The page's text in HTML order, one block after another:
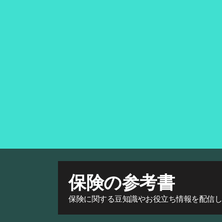
保険の参考書
保険に関する豆知識やお役立ち情報を配信